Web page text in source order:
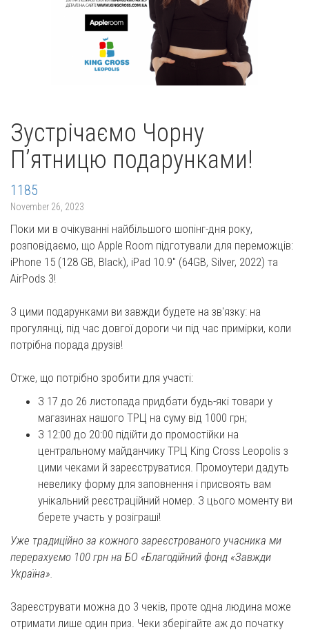
Зустрічаємо Чорну
П’ятницю подарунками!
1185
November 26, 2023
Поки ми в очікуванні найбільшого шопінг-дня року,
розповідаємо, що Apple Room підготували для переможців:
iPhone 15 (128 GB, Black), iPad 10.9" (64GB, Silver, 2022) та
AirPods 3!
З цими подарунками ви завжди будете на зв'язку: на
прогулянці, під час довгої дороги чи під час примірки, коли
потрібна порада друзів!
Отже, що потрібно зробити для участі:
З 17 до 26 листопада придбати будь-які товари у
магазинах нашого ТРЦ на суму від 1000 грн;
З 12:00 до 20:00 підійти до промостійки на
центральному майданчику ТРЦ King Cross Leopolis з
цими чеками й зареєструватися. Промоутери дадуть
невелику форму для заповнення і присвоять вам
унікальний реєстраційний номер. З цього моменту ви
берете участь у розіграші!
Уже традиційно за кожного зареєстрованого учасника ми
перерахуємо 100 грн на БО «Благодійний фонд «Завжди
Україна».
Зареєструвати можна до 3 чеків, проте одна людина може
отримати лише один приз. Чеки зберігайте аж до початку